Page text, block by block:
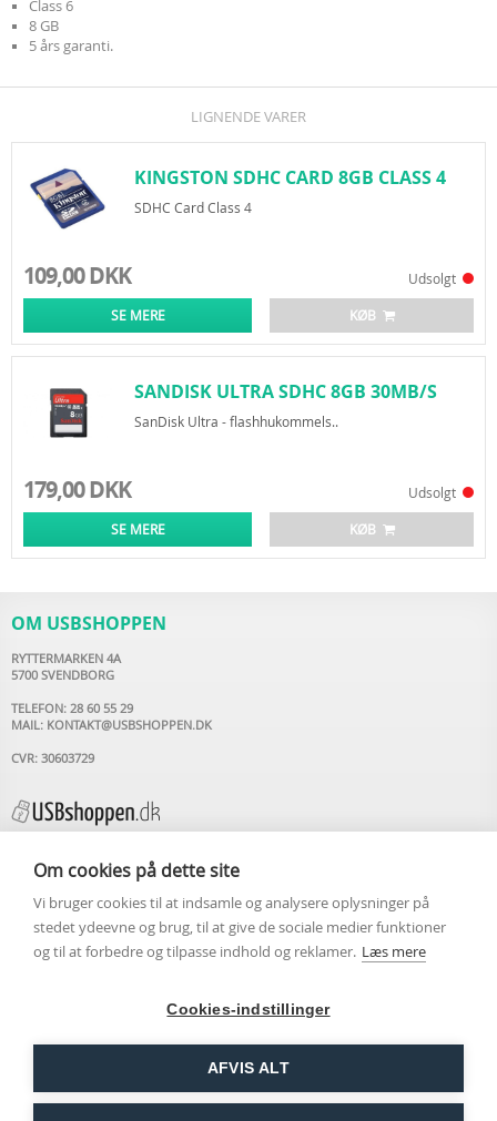
LUK
Class 6
8 GB
5 års garanti.
LIGNENDE VARER
KINGSTON SDHC CARD 8GB CLASS 4
SDHC Card Class 4
109,00 DKK Udsolgt
SE MERE KØB
SANDISK ULTRA SDHC 8GB 30MB/S
CLASS 10
SanDisk Ultra - flashhukommels..
179,00 DKK Udsolgt
SE MERE KØB
OM USBSHOPPEN
RYTTERMARKEN 4A
5700 SVENDBORG
TELEFON: 28 60 55 29
MAIL: KONTAKT@USBSHOPPEN.DK
CVR: 30603729
INFORMATION
USB STIK MED LOGO
HANDELSBETINGELSER
PERSONDATAPOLITIK
Om cookies på dette site
Vi bruger cookies til at indsamle og analysere oplysninger på
stedet ydeevne og brug, til at give de sociale medier funktioner
og til at forbedre og tilpasse indhold og reklamer. Læs mere
Cookies-indstillinger
AFVIS ALT